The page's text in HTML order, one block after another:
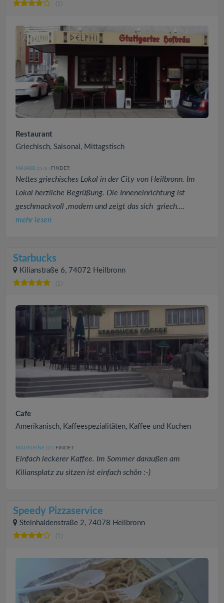
(1)
Restaurant
Griechisch, Saisonal, Mittagstisch
MAJA88 (1378 ) FINDET:
Nettes griechisches Lokal in der City von Heilbronn. Im
Lokal herzliche Begrüßung. Die Inneneinrichtung ist
geschmackvoll ,modern und zeigt das sich griech....
mehr lesen
Starbucks
Kilianstraße 6, 74072 Heilbronn
(1)
Cafe
Amerikanisch, Kaffeespezialitäten, Kaffee und Kuchen
MADELEINE (33 ) FINDET:
Einfach leckerer Kaffee. Im Sommer daraußen am
Kiliansplatz zu sitzen ist einfach schön :-)
Speedy Pizzaservice
Steinhaldenstraße 2, 74078 Heilbronn
(1)